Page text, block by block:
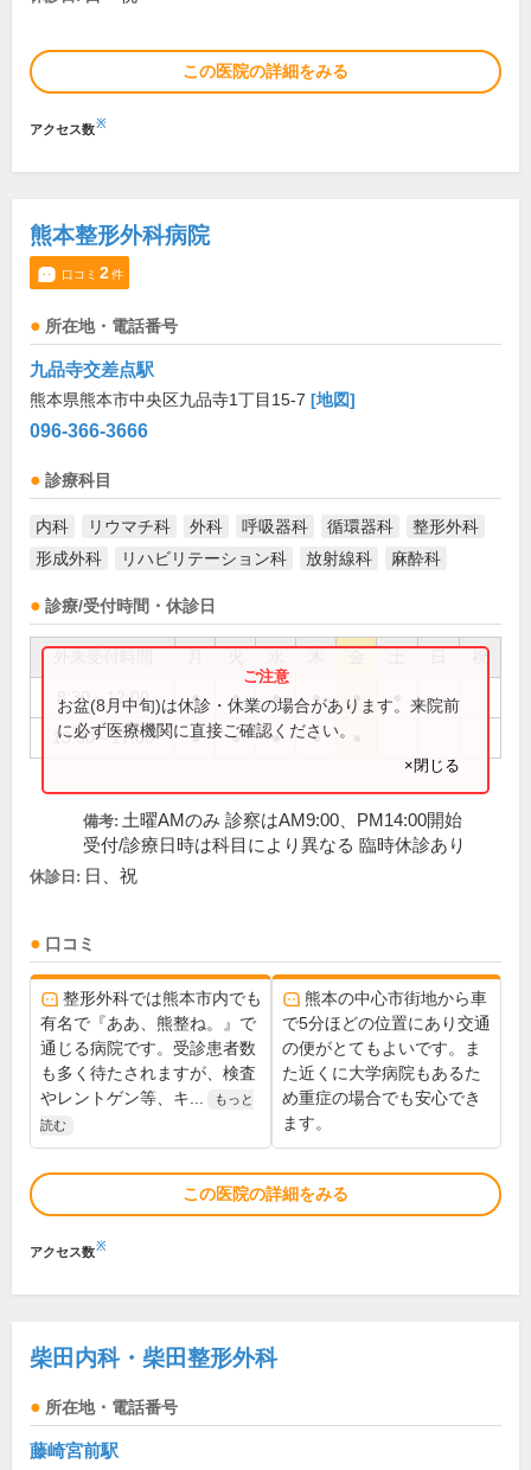
この医院の詳細をみる
アクセス数※
熊本整形外科病院
口コミ 2件
所在地・電話番号
九品寺交差点駅
熊本県熊本市中央区九品寺1丁目15-7 [地図]
096-366-3666
診療科目
内科 リウマチ科 外科 呼吸器科 循環器科
整形外科
形成外科
リハビリテーション科 放射線科 麻酔科
診療/受付時間・休診日
祝
8:30～12:00 ● ● ● ● ●
13:30～17:00 ● ● ● ●
お盆(8月中旬)は休診・休業の場合があります。来院前
に必ず医療機関に直接ご確認ください。
×閉じる
備考: 土曜AMのみ 診察はAM9:00、PM14:00開始
受付/診療日時は科目により異なる 臨時休診あり
休診日: 日、祝
口コミ
整形外科では熊本市内でも
有名で『ああ、熊整ね。』で
通じる病院です。受診患者数
も多く待たされますが、検査
やレントゲン等、キ...
もっと
読む
熊本の中心市街地から車
で5分ほどの位置にあり交通
の便がとてもよいです。ま
た近くに大学病院もあるた
め重症の場合でも安心でき
ます。
この医院の詳細をみる
アクセス数※
柴田内科・柴田整形外科
所在地・電話番号
藤崎宮前駅